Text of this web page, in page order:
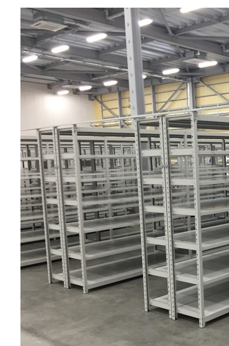
納入事例・お知らせ
双福鋼器株式会社の製品別納入事例と会社からの
お知らせ
コンテンツへ移動